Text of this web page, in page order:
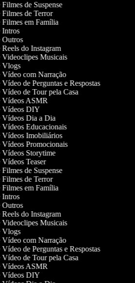
Filmes de Suspense
Filmes de Terror
Filmes em Família
Intros
Outros
Reels do Instagram
Videoclipes Musicais
Vlogs
Vídeo com Narração
Vídeo de Perguntas e Respostas
Vídeo de Tour pela Casa
Vídeos ASMR
Vídeos DIY
Vídeos Dia a Dia
Vídeos Educacionais
Vídeos Imobiliários
Vídeos Promocionais
Vídeos Storytime
Vídeos Teaser
Filmes de Suspense
Filmes de Terror
Filmes em Família
Intros
Outros
Reels do Instagram
Videoclipes Musicais
Vlogs
Vídeo com Narração
Vídeo de Perguntas e Respostas
Vídeo de Tour pela Casa
Vídeos ASMR
Vídeos DIY